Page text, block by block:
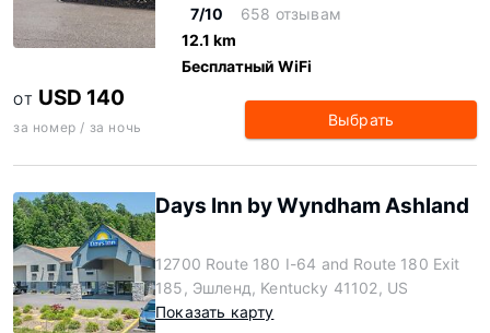
7/10
658 отзывам
12.1 km
Бесплатный WiFi
ОТ USD 140
за номер / за ночь Выбрать
Days Inn by Wyndham Ashland
12700 Route 180 I-64 and Route 180 Exit
185, Эшленд, Kentucky 41102, US
Показать карту